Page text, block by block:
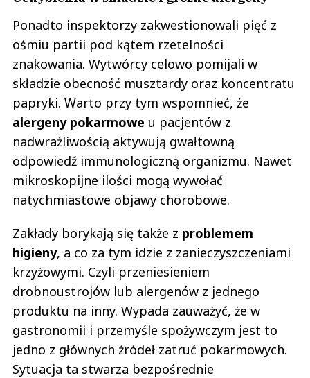
Ponadto inspektorzy zakwestionowali pięć z
ośmiu partii pod kątem rzetelności
znakowania. Wytwórcy celowo pomijali w
składzie obecność musztardy oraz koncentratu
papryki. Warto przy tym wspomnieć, że
alergeny pokarmowe u pacjentów z
nadwrażliwością aktywują gwałtowną
odpowiedź immunologiczną organizmu. Nawet
mikroskopijne ilości mogą wywołać
natychmiastowe objawy chorobowe.
Zakłady borykają się także z problemem
higieny, a co za tym idzie z zanieczyszczeniami
krzyżowymi. Czyli przeniesieniem
drobnoustrojów lub alergenów z jednego
produktu na inny. Wypada zauważyć, że w
gastronomii i przemyśle spożywczym jest to
jedno z głównych źródeł zatruć pokarmowych.
Sytuacja ta stwarza bezpośrednie